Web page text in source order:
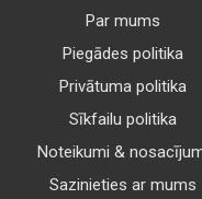
Par mums
Piegādes politika
Privātuma politika
Sīkfailu politika
Noteikumi &
Sazinieties ar mums